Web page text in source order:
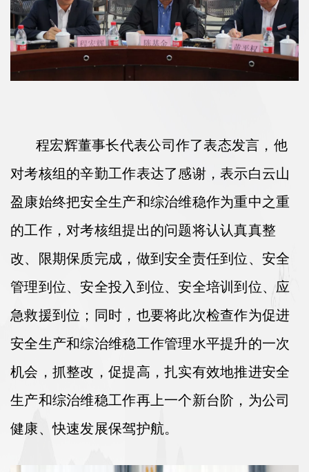
程宏辉董事长代表公司作了表态发言，他
对考核组的辛勤工作表达了感谢，表示白云山
盈康始终把安全生产和综治维稳作为重中之重
的工作，对考核组提出的问题将认认真真整
改、限期保质完成， 做到安全责任到位、安全
管理到位、安全投入到位、安全培训到位、应
急救援到位 ；同时，也要将此次检查作为促进
安全生产和综治维稳工作管理水平提升的一次
机会，抓整改，促提高，扎实有效地推进安全
生产和综治维稳工作再上一个新台阶，为公司
健康、快速发展保驾护航。